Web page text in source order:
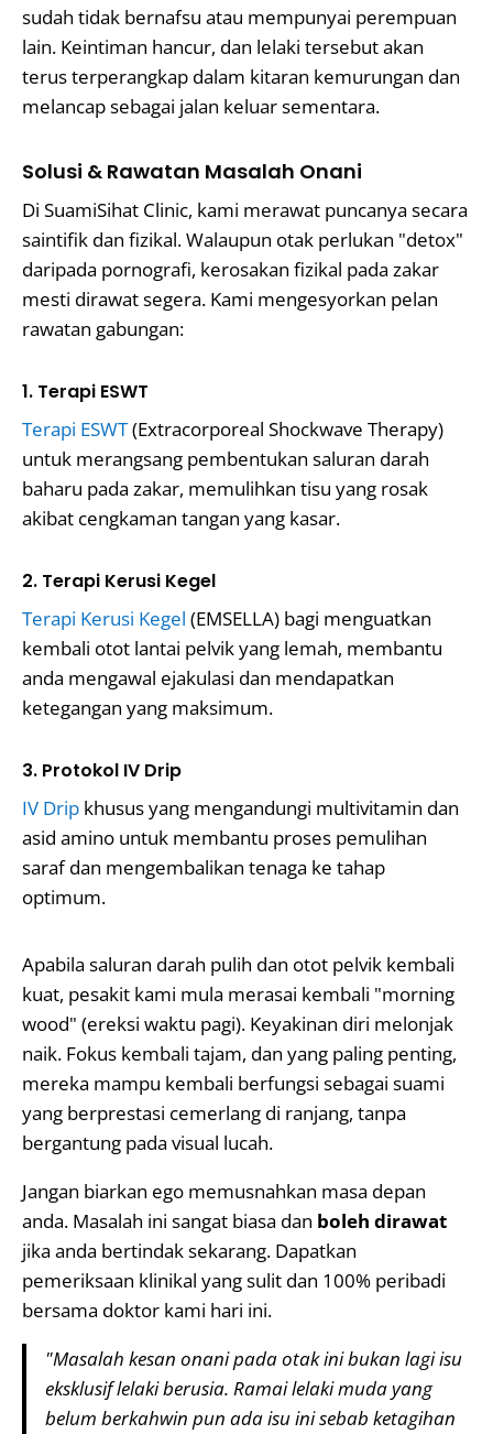
sudah tidak bernafsu atau mempunyai perempuan
lain. Keintiman hancur, dan lelaki tersebut akan
terus terperangkap dalam kitaran kemurungan dan
melancap sebagai jalan keluar sementara.
Solusi & Rawatan Masalah Onani
Di SuamiSihat Clinic, kami merawat puncanya secara
saintifik dan fizikal. Walaupun otak perlukan "detox"
daripada pornografi, kerosakan fizikal pada zakar
mesti dirawat segera. Kami mengesyorkan pelan
rawatan gabungan:
1. Terapi ESWT
Terapi ESWT(Extracorporeal Shockwave Therapy)
untuk merangsang pembentukan saluran darah
baharu pada zakar, memulihkan tisu yang rosak
akibat cengkaman tangan yang kasar.
2. Terapi Kerusi Kegel
Terapi Kerusi Kegel (EMSELLA) bagi menguatkan
kembali otot lantai pelvik yang lemah, membantu
anda mengawal ejakulasi dan mendapatkan
ketegangan yang maksimum.
3. Protokol IV Drip
IV Drip khusus yang mengandungi multivitamin dan
asid amino untuk membantu proses pemulihan
saraf dan mengembalikan tenaga ke tahap
optimum.
Apabila saluran darah pulih dan otot pelvik kembali
kuat, pesakit kami mula merasai kembali "morning
wood" (ereksi waktu pagi). Keyakinan diri melonjak
naik. Fokus kembali tajam, dan yang paling penting,
mereka mampu kembali berfungsi sebagai suami
yang berprestasi cemerlang di ranjang, tanpa
bergantung pada visual lucah.
Jangan biarkan ego memusnahkan masa depan
anda. Masalah ini sangat biasa dan boleh dirawat
jika anda bertindak sekarang. Dapatkan
pemeriksaan klinikal yang sulit dan 100% peribadi
bersama doktor kami hari ini.
"Masalah kesan onani pada otak ini bukan lagi isu
eksklusif lelaki berusia. Ramai lelaki muda yang
belum berkahwin pun ada isu ini sebab ketagihan